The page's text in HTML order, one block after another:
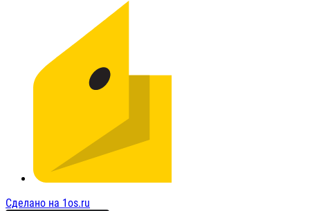
Сделано на 1os.ru